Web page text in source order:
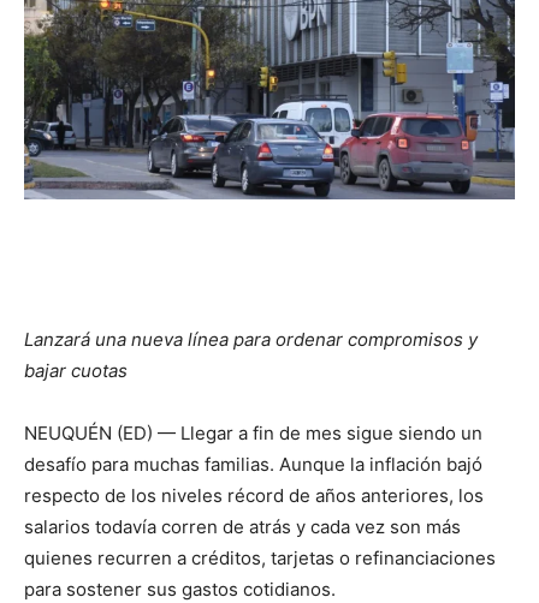
Lanzará una nueva línea para ordenar compromisos y
bajar cuotas
NEUQUÉN (ED) — Llegar a fin de mes sigue siendo un
desafío para muchas familias. Aunque la inflación bajó
respecto de los niveles récord de años anteriores, los
salarios todavía corren de atrás y cada vez son más
quienes recurren a créditos, tarjetas o refinanciaciones
para sostener sus gastos cotidianos.